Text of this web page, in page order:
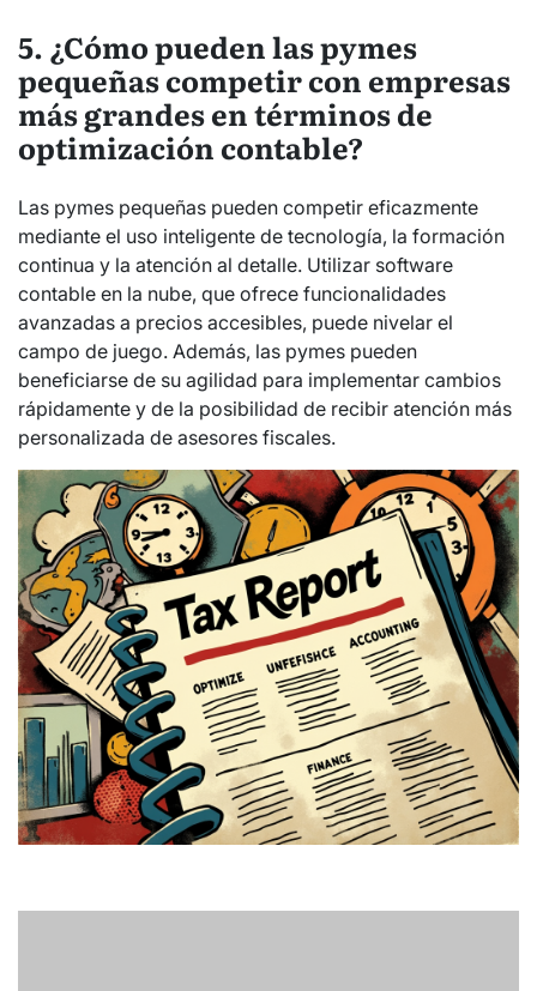
5. ¿Cómo pueden las pymes
pequeñas competir con empresas
más grandes en términos de
optimización contable?
Las pymes pequeñas pueden competir eficazmente
mediante el uso inteligente de tecnología, la formación
continua y la atención al detalle. Utilizar software
contable en la nube, que ofrece funcionalidades
avanzadas a precios accesibles, puede nivelar el
campo de juego. Además, las pymes pueden
beneficiarse de su agilidad para implementar cambios
rápidamente y de la posibilidad de recibir atención más
personalizada de asesores fiscales.